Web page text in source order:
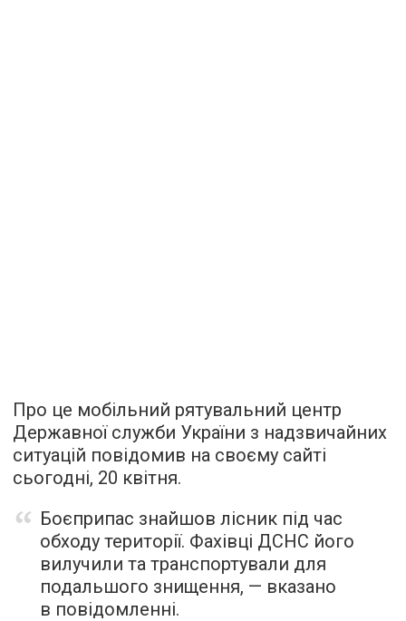
Про це мобільний рятувальний центр
Державної служби України з надзвичайних
ситуацій повідомив на своєму сайті
сьогодні, 20 квітня.
Боєприпас знайшов лісник під час
обходу території. Фахівці ДСНС його
вилучили та транспортували для
подальшого знищення, — вказано
в повідомленні.